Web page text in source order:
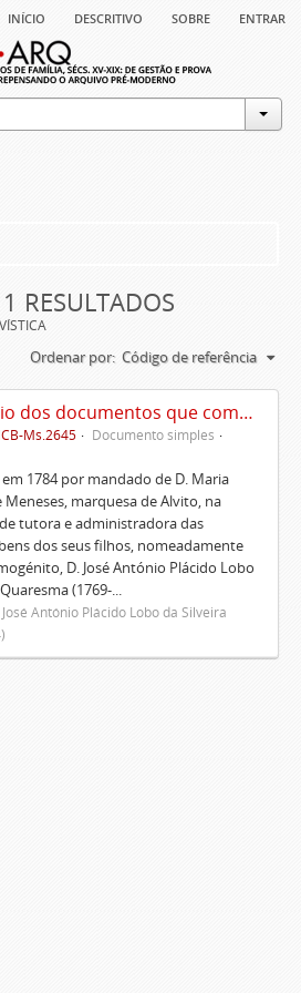
início descritivo sobre entrar
RESULTADOS
Ordenar por: Código de referência
Inventário dos documentos que compõem o cartório da Casa de Alvito
Ms.2645
Documento simples
1784 por mandado de D. Maria
Meneses, marquesa de Alvito, na
tutora e administradora das
dos seus filhos, nomeadamente
D. José António Plácido Lobo
(1769-...
António Plácido Lobo da Silveira